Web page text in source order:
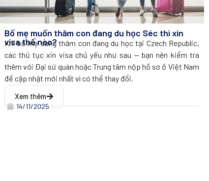
Bố mẹ muốn thăm con đang du học Séc thì xin
visa thế nào?
Khi bố mẹ sang thăm con đang du học tại Czech Republic,
các thủ tục xin visa chủ yếu như sau — bạn nên kiểm tra
thêm với Đại sứ quán hoặc Trung tâm nộp hồ sơ ở Việt Nam
để cập nhật mới nhất vì có thể thay đổi.
Xem thêm
14/11/2025